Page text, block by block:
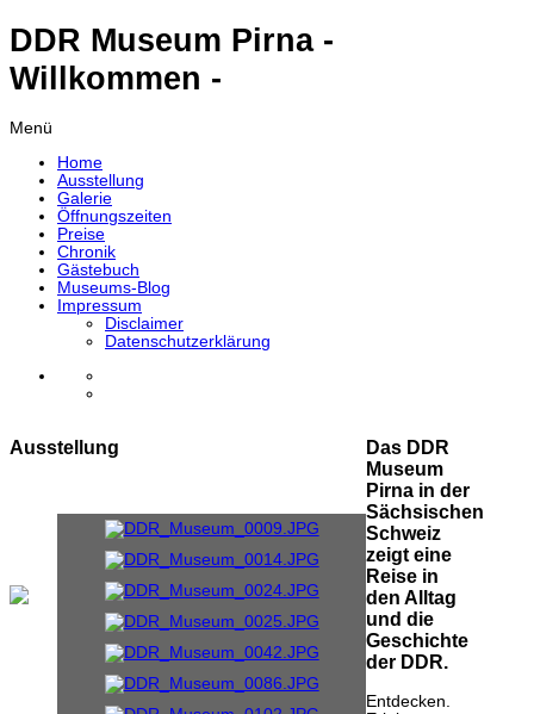
DDR Museum Pirna -
Willkommen -
Menü
Home
Ausstellung
Galerie
Öffnungszeiten
Preise
Chronik
Gästebuch
Museums-Blog
Impressum
Disclaimer
Datenschutzerklärung
Ausstellung
Das DDR
Museum
Pirna in der
Sächsischen
Schweiz
zeigt eine
Reise in
den Alltag
und die
Geschichte
der DDR.
Entdecken.